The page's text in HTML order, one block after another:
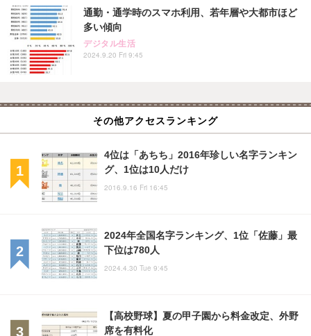
通勤・通学時のスマホ利用、若年層や大都市ほど
多い傾向
デジタル生活
2024.9.20 Fri 9:45
その他アクセスランキング
4位は「あちち」2016年珍しい名字ランキン
グ、1位は10人だけ
2016.9.16 Fri 16:45
2024年全国名字ランキング、1位「佐藤」最
下位は780人
2024.4.30 Tue 9:45
【高校野球】夏の甲子園から料金改定、外野
席を有料化